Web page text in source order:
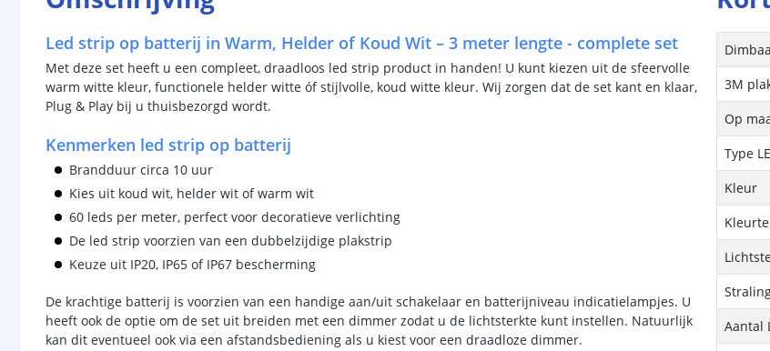
Led strip op batterij in Warm, Helder of Koud Wit – 3 meter lengte - complete set
Met deze set heeft u een compleet, draadloos led strip product in handen! U kunt kiezen uit de sfeervolle
warm witte kleur, functionele helder witte óf stijlvolle, koud witte kleur. Wij zorgen dat de set kant en klaar,
Plug & Play bij u thuisbezorgd wordt.
Kenmerken led strip op batterij
Brandduur circa 10 uur
Kies uit koud wit, helder wit of warm wit
60 leds per meter, perfect voor decoratieve verlichting
De led strip voorzien van een dubbelzijdige plakstrip
Keuze uit IP20, IP65 of IP67 bescherming
De krachtige batterij is voorzien van een handige aan/uit schakelaar en batterijniveau indicatielampjes. U
heeft ook de optie om de set uit breiden met een dimmer zodat u de lichtsterkte kunt instellen. Natuurlijk
kan dit eventueel ook via een afstandsbediening als u kiest voor een draadloze dimmer.
3M
Op
Type
Kleur
Aantal